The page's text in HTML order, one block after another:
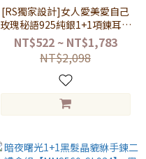
[RS獨家設計]女人愛美愛自己
玫瑰秘語925純銀1+1項鍊耳環
二入禮盒組【MMS162-
VRS163】-項鍊+耳環
NT$522 ~ NT$1,783
NT$2,098